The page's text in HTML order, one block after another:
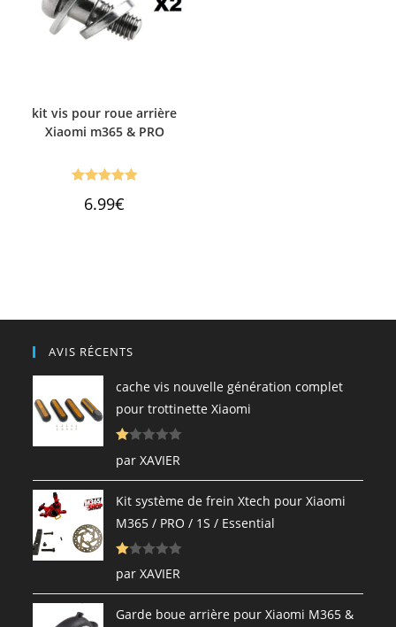
kit vis pour roue arrière
Xiaomi m365 & PRO
sur 5
6.99€
AVIS RÉCENTS
cache vis nouvelle génération complet
pour trottinette Xiaomi
s
ur
5
par XAVIER
Kit système de frein Xtech pour Xiaomi
M365 / PRO / 1S / Essential
par XAVIER
Garde boue arrière pour Xiaomi M365 &